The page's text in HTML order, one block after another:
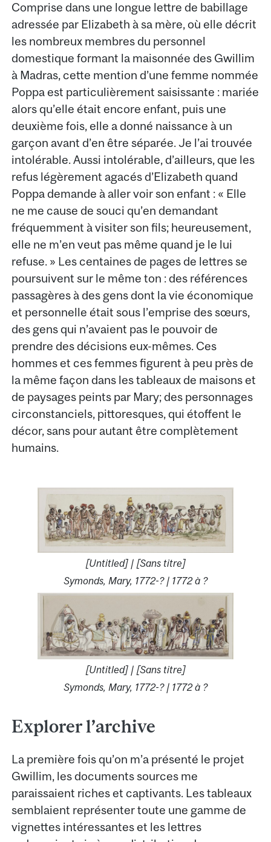
Comprise dans une longue lettre de babillage
adressée par Elizabeth à sa mère, où elle décrit
les nombreux membres du personnel
domestique formant la maisonnée des Gwillim
à Madras, cette mention d’une femme nommée
Poppa est particulièrement saisissante : mariée
alors qu’elle était encore enfant, puis une
deuxième fois, elle a donné naissance à un
garçon avant d’en être séparée. Je l’ai trouvée
intolérable. Aussi intolérable, d’ailleurs, que les
refus légèrement agacés d’Elizabeth quand
Poppa demande à aller voir son enfant : « Elle
ne me cause de souci qu’en demandant
fréquemment à visiter son fils; heureusement,
elle ne m’en veut pas même quand je le lui
refuse. » Les centaines de pages de lettres se
poursuivent sur le même ton : des références
passagères à des gens dont la vie économique
et personnelle était sous l’emprise des sœurs,
des gens qui n’avaient pas le pouvoir de
prendre des décisions eux-mêmes. Ces
hommes et ces femmes figurent à peu près de
la même façon dans les tableaux de maisons et
de paysages peints par Mary; des personnages
circonstanciels, pittoresques, qui étoffent le
décor, sans pour autant être complètement
humains.
[Untitled] | [Sans titre]
Symonds, Mary, 1772-? | 1772 à ?
[Untitled] | [Sans titre]
Symonds, Mary, 1772-? | 1772 à ?
Explorer l’archive
La première fois qu’on m’a présenté le projet
Gwillim, les documents sources me
paraissaient riches et captivants. Les tableaux
semblaient représenter toute une gamme de
vignettes intéressantes et les lettres